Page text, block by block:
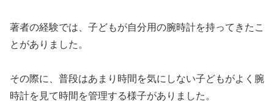
著者の経験では、子どもが自分用の腕時計を持ってきたこ
とがありました。
その際に、普段はあまり時間を気にしない子どもがよく腕
時計を見て時間を管理する様子がありました。